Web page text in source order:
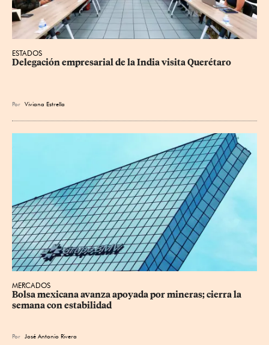
ESTADOS
Delegación empresarial de la India visita Querétaro
Por Viviana Estrella
MERCADOS
Bolsa mexicana avanza apoyada por mineras; cierra la
semana con estabilidad
Por José Antonio Rivera